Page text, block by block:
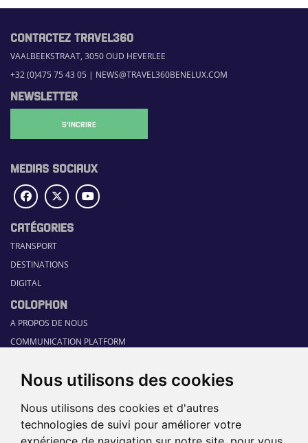
Nous utilisons des cookies
Nous utilisons des cookies et d'autres
technologies de suivi pour améliorer votre
CONTACTEZ TRAVEL360
VAALBEEKSTRAAT, 3050 OUD HEVERLEE
+32 (0)475 75 43 05 | NEWS@TRAVEL360BENELUX.COM
NEWSLETTER
S'INCRIRE
MEDIAS SOCIAUX
CATÉGORIES
TRANSPORT
DESTINATIONS
DIGITAL
COLOPHON
A PROPOS DE NOUS
COMMUNICATION PLATFORM
RUBRIQUES
GUIDE SECTORIEL
JOBS